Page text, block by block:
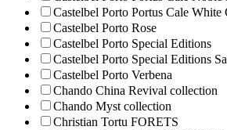
Castelbel Porto Portus Cale White
Castelbel Porto Rose
Castelbel Porto Special Editions
Castelbel Porto Special Editions
Castelbel Porto Verbena
Chando China Revival collection
Chando Myst collection
Christian Tortu FORETS